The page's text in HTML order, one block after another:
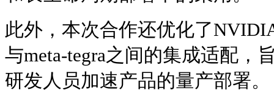
此外，本次合作还优化了
与meta-tegra之间的集成适配，
研发人员加速产品的量产部署。